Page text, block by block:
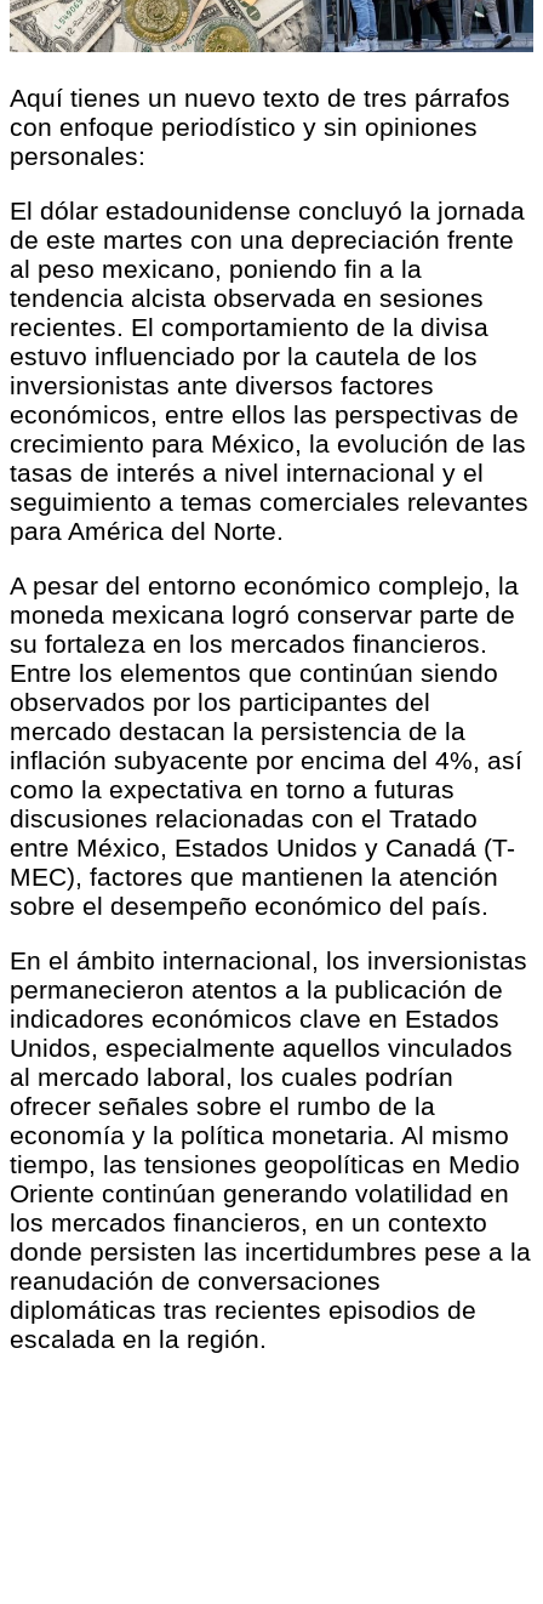
Aquí tienes un nuevo texto de tres párrafos
con enfoque periodístico y sin opiniones
personales:
El dólar estadounidense concluyó la jornada
de este martes con una depreciación frente
al peso mexicano, poniendo fin a la
tendencia alcista observada en sesiones
recientes. El comportamiento de la divisa
estuvo influenciado por la cautela de los
inversionistas ante diversos factores
económicos, entre ellos las perspectivas de
crecimiento para México, la evolución de las
tasas de interés a nivel internacional y el
seguimiento a temas comerciales relevantes
para América del Norte.
A pesar del entorno económico complejo, la
moneda mexicana logró conservar parte de
su fortaleza en los mercados financieros.
Entre los elementos que continúan siendo
observados por los participantes del
mercado destacan la persistencia de la
inflación subyacente por encima del 4%, así
como la expectativa en torno a futuras
discusiones relacionadas con el Tratado
entre México, Estados Unidos y Canadá (T-
MEC), factores que mantienen la atención
sobre el desempeño económico del país.
En el ámbito internacional, los inversionistas
permanecieron atentos a la publicación de
indicadores económicos clave en Estados
Unidos, especialmente aquellos vinculados
al mercado laboral, los cuales podrían
ofrecer señales sobre el rumbo de la
economía y la política monetaria. Al mismo
tiempo, las tensiones geopolíticas en Medio
Oriente continúan generando volatilidad en
los mercados financieros, en un contexto
donde persisten las incertidumbres pese a la
reanudación de conversaciones
diplomáticas tras recientes episodios de
escalada en la región.